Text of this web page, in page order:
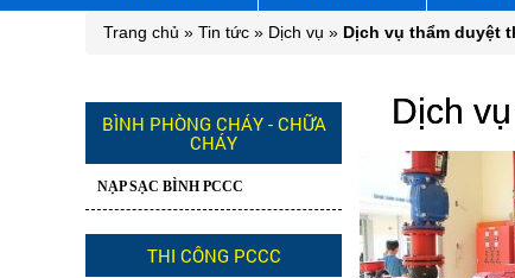
Trang chủ » Tin tức » Dịch vụ » Dịch vụ thẩm duyệt
BÌNH PHÒNG CHÁY - CHỮA
CHÁY
NẠP SẠC BÌNH PCCC
THI CÔNG PCCC
Dịch